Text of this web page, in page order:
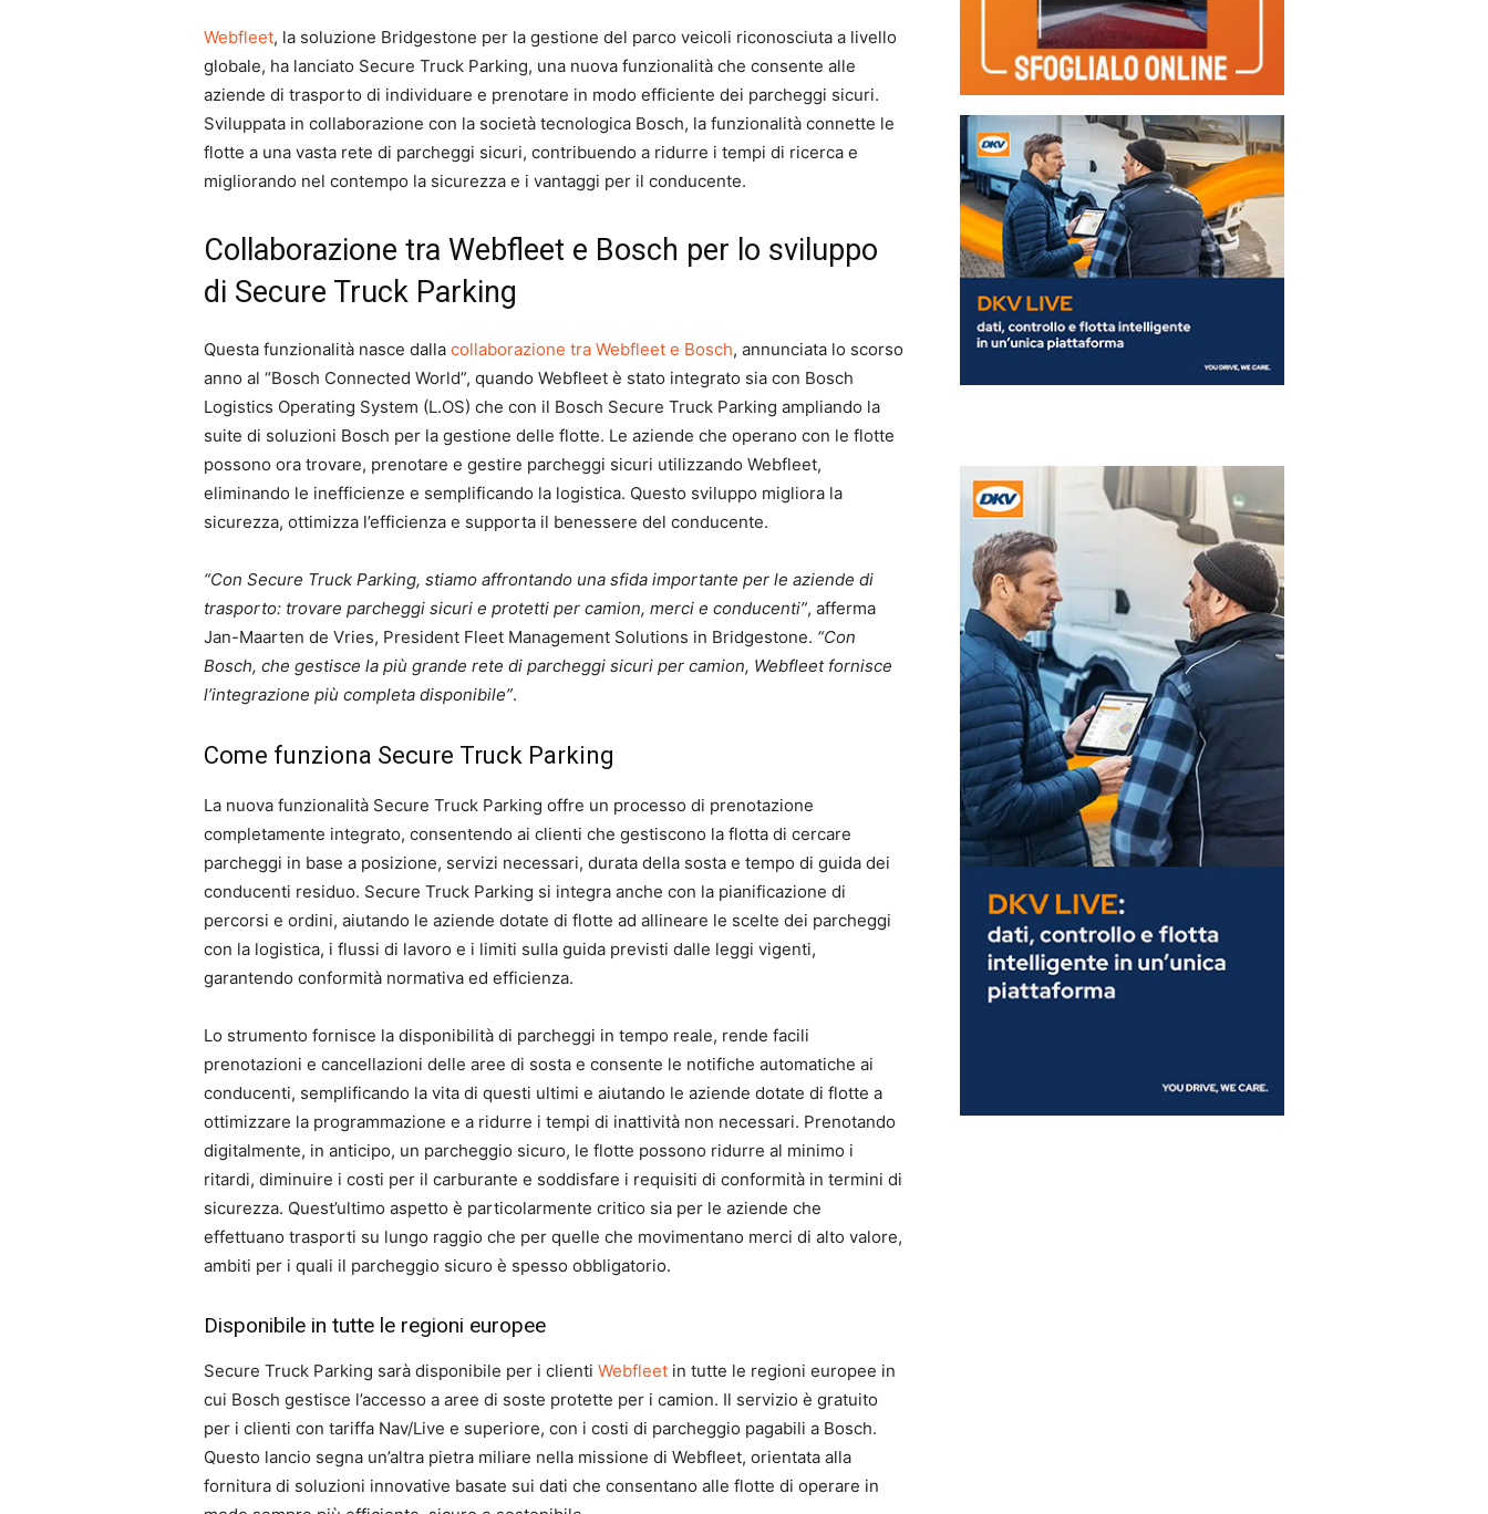
Webfleet, la soluzione Bridgestone per la gestione del parco veicoli riconosciuta a livello
globale, ha lanciato Secure Truck Parking, una nuova funzionalità che consente alle
aziende di trasporto di individuare e prenotare in modo efficiente dei parcheggi sicuri.
Sviluppata in collaborazione con la società tecnologica Bosch, la funzionalità connette le
flotte a una vasta rete di parcheggi sicuri, contribuendo a ridurre i tempi di ricerca e
migliorando nel contempo la sicurezza e i vantaggi per il conducente.
Collaborazione tra Webfleet e Bosch per lo sviluppo
di Secure Truck Parking
Questa funzionalità nasce dalla collaborazione tra Webfleet e Bosch, annunciata lo scorso
anno al “Bosch Connected World”, quando Webfleet è stato integrato sia con Bosch
Logistics Operating System (L.OS) che con il Bosch Secure Truck Parking ampliando la
suite di soluzioni Bosch per la gestione delle flotte. Le aziende che operano con le flotte
possono ora trovare, prenotare e gestire parcheggi sicuri utilizzando Webfleet,
eliminando le inefficienze e semplificando la logistica. Questo sviluppo migliora la
sicurezza, ottimizza l’efficienza e supporta il benessere del conducente.
“Con Secure Truck Parking, stiamo affrontando una sfida importante per le aziende di
trasporto: trovare parcheggi sicuri e protetti per camion, merci e conducenti”, afferma
Jan-Maarten de Vries, President Fleet Management Solutions in Bridgestone. “Con
Bosch, che gestisce la più grande rete di parcheggi sicuri per camion, Webfleet fornisce
l’integrazione più completa disponibile”.
Come funziona Secure Truck Parking
La nuova funzionalità Secure Truck Parking offre un processo di prenotazione
completamente integrato, consentendo ai clienti che gestiscono la flotta di cercare
parcheggi in base a posizione, servizi necessari, durata della sosta e tempo di guida dei
conducenti residuo. Secure Truck Parking si integra anche con la pianificazione di
percorsi e ordini, aiutando le aziende dotate di flotte ad allineare le scelte dei parcheggi
con la logistica, i flussi di lavoro e i limiti sulla guida previsti dalle leggi vigenti,
garantendo conformità normativa ed efficienza.
Lo strumento fornisce la disponibilità di parcheggi in tempo reale, rende facili
prenotazioni e cancellazioni delle aree di sosta e consente le notifiche automatiche ai
conducenti, semplificando la vita di questi ultimi e aiutando le aziende dotate di flotte a
ottimizzare la programmazione e a ridurre i tempi di inattività non necessari. Prenotando
digitalmente, in anticipo, un parcheggio sicuro, le flotte possono ridurre al minimo i
ritardi, diminuire i costi per il carburante e soddisfare i requisiti di conformità in termini di
sicurezza. Quest’ultimo aspetto è particolarmente critico sia per le aziende che
effettuano trasporti su lungo raggio che per quelle che movimentano merci di alto valore,
ambiti per i quali il parcheggio sicuro è spesso obbligatorio.
Disponibile in tutte le regioni europee
Secure Truck Parking sarà disponibile per i clienti Webfleet in tutte le regioni europee in
cui Bosch gestisce l’accesso a aree di soste protette per i camion. Il servizio è gratuito
per i clienti con tariffa Nav/Live e superiore, con i costi di parcheggio pagabili a Bosch.
Questo lancio segna un’altra pietra miliare nella missione di Webfleet, orientata alla
fornitura di soluzioni innovative basate sui dati che consentano alle flotte di operare in